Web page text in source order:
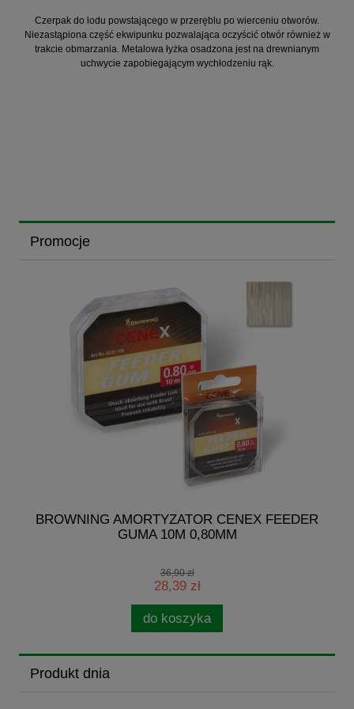
Czerpak do lodu powstającego w przeręblu po wierceniu otworów.
Niezastąpiona część ekwipunku pozwalająca oczyścić otwór również w
trakcie obmarzania. Metalowa łyżka osadzona jest na drewnianym
uchwycie zapobiegającym wychłodzeniu rąk.
Promocje
BROWNING AMORTYZATOR CENEX FEEDER
GUMA 10M 0,80MM
36,90 zł
28,39 zł
do koszyka
Produkt dnia